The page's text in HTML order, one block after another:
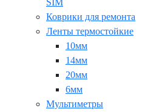
SIM
Коврики для ремонта
Ленты термостойкие
10мм
14мм
20мм
6мм
Мультиметры